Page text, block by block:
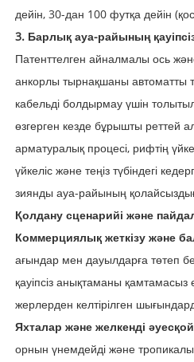
дейін, 30-дан 100 футқа дейін
3. Барлық ауа-райының
Патенттелген айналмалы ось
анкорлы тырнақшаны автоматты
кабельді болдырмау үшін
өзгерген кезде бұрышты реттей
арматуралық процесі, рифтің
үйкеліс және теңіз түбіндегі
зиянды ауа-райының
Қолдану сценарийі және
Коммерциялық жеткізу және
ағындар мен дауылдарға төтеп
қауіпсіз анықтаманы қамтамасыз
жерлерден келтірілген
Яхталар және желкенді
орнын үнемдейді және